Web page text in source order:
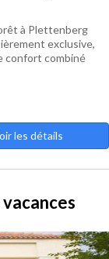
à Plettenberg
exclusive,
confort combiné
les détails